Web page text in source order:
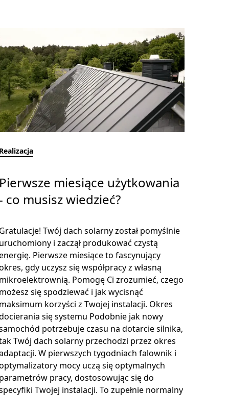
Realizacja
Pierwsze miesiące użytkowania
- co musisz wiedzieć?
Gratulacje! Twój dach solarny został pomyślnie
uruchomiony i zaczął produkować czystą
Pierwsze miesiące to fascynujący
gdy uczysz się współpracy z własną
mikroelektrownią. Pomogę Ci zrozumieć, czego
możesz się spodziewać i jak wycisnąć
maksimum korzyści z Twojej instalacji. Okres
się systemu Podobnie jak nowy
potrzebuje czasu na dotarcie silnika,
Twój dach solarny przechodzi przez okres
W pierwszych tygodniach falownik i
mocy uczą się optymalnych
parametrów pracy, dostosowując się do
Twojej instalacji. To zupełnie normalny